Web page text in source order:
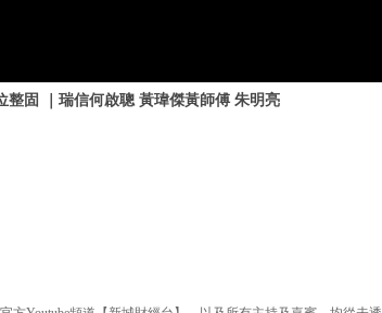
整固 ｜瑞信何啟聰 黃瑋傑黃師傅 朱明亮